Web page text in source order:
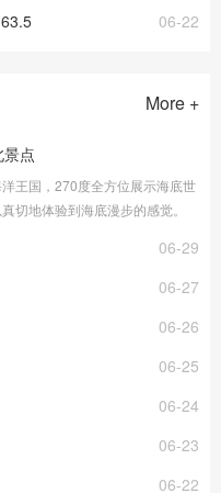
06-22
More +
点
王国，270度全方位展示海底世
切地体验到海底漫步的感觉。
海洋生灵冲你微笑，
06-29
06-27
06-26
06-25
06-24
06-23
06-22